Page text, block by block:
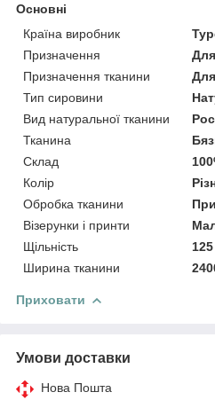
Основні
Країна виробник
Призначення
Призначення тканини
Тип сировини
Вид натуральної тканини
Тканина
Склад
Колір
Обробка тканини
Візерунки і принти
Щільність
Ширина тканини
Приховати
Умови доставки
Нова Пошта